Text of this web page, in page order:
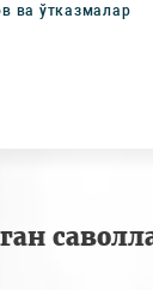
ва ўтказмалар